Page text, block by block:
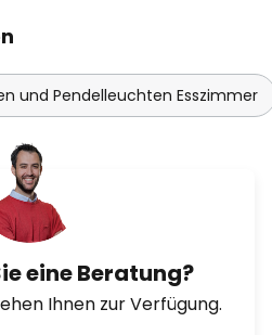
und Pendelleuchten Esszimmer
eine Beratung?
Ihnen zur Verfügung.